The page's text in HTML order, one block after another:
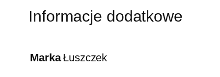
Informacje dodatkowe
MarkaŁuszczek